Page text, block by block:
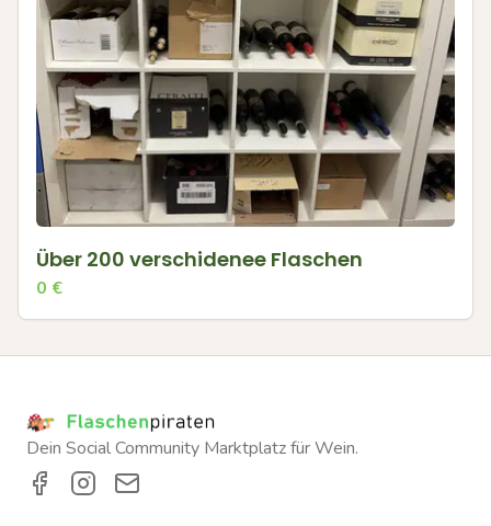
Über 200 verschidenee Flaschen
0 €
Dein Social Community Marktplatz für Wein.